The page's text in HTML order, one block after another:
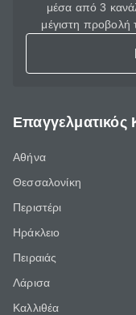
μέσα από 3
μέγιστη προβολή
Επαγγελματικός
Αθήνα
Θεσσαλονίκη
Περιστέρι
Ηράκλειο
Πειραιάς
Λάρισα
Καλλιθέα